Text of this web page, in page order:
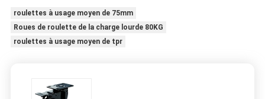
roulettes à usage moyen de 75mm
Roues de roulette de la charge lourde 80KG
roulettes à usage moyen de tpr